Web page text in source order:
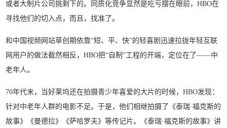
或者大制片公司挑剩下的。同质化竞争显然是吃亏摆在眼前，HBO在
寻找他们的切入点，而且，找准了。
和中国视频网站草创期依靠“短、平、快”的轻喜剧迅速拉拢年轻互联
网用户的做法截然相反，HBO把“自制”工程的开端，定位在了——中
老年人。
70年代末，当好莱坞还在拍摄青少年喜爱的大片的时候，HBO发现：
针对中老年人群的电影不足。于是，他们相继拍摄了《泰瑞·福克斯的
故事》《曼德拉》《萨哈罗夫》等传记片。《泰瑞·福克斯的故事》讲